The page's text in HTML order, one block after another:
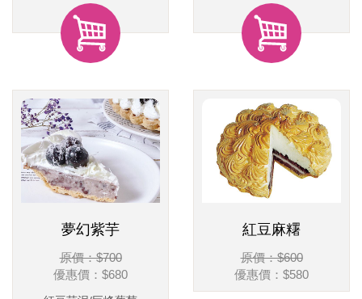
夢幻紫芋
原價：$700
優惠價： $680
紅豆麻糬
原價：$600
優惠價： $580